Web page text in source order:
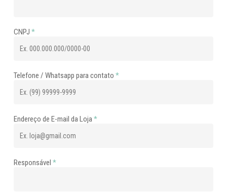
CNPJ *
Telefone / Whatsapp para contato *
Endereço de E-mail da Loja*
Responsável *